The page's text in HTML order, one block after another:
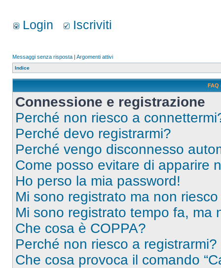
Login Iscriviti
Messaggi senza risposta | Argomenti attivi
Indice
FAQ
Connessione e registrazione
Perché non riesco a
Perché devo registrarmi?
Perché vengo disconnesso
Come posso evitare di apparire
Ho perso la mia password!
Mi sono registrato ma non
Mi sono registrato tempo fa, ma
Che cosa è COPPA?
Perché non riesco a registrarmi?
Che cosa provoca il comando